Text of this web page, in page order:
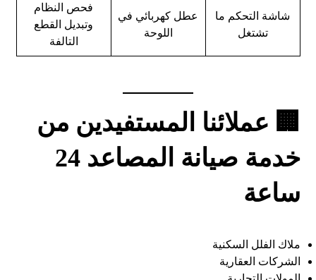
شاشة التحكم ما
تشتغل
عطل كهربائي في
اللوحة
فحص النظام
وتبديل القطع
التالفة
🏢 عملائنا المستفيدين من
خدمة صيانة المصاعد 24
ساعة
ملاك الفلل السكنية
الشركات العقارية